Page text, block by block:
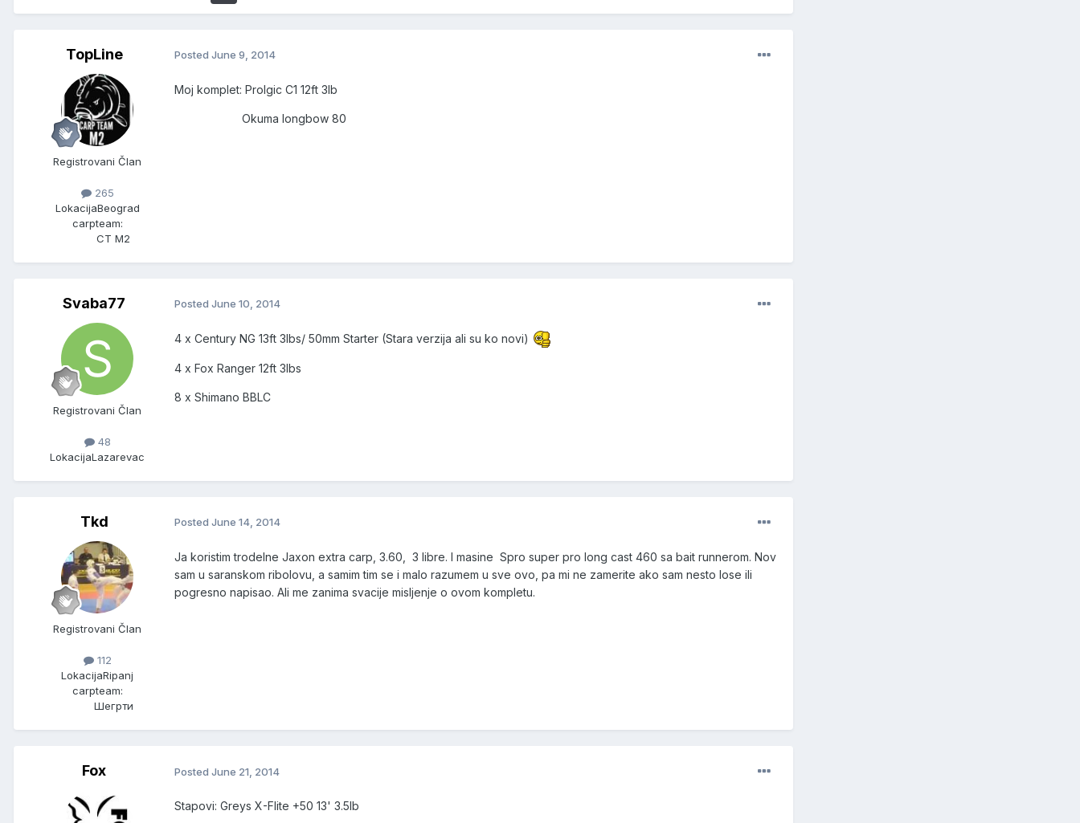
TopLine
Registrovani Član
265
LokacijaBeograd
carpteam:
CT M2
Posted June 9, 2014
Moj komplet: Prolgic C1 12ft 3lb
Okuma longbow 80
Svaba77
Registrovani Član
48
LokacijaLazarevac
Posted June 10, 2014
4 x Century NG 13ft 3lbs/ 50mm Starter (Stara verzija ali su ko novi)
4 x Fox Ranger 12ft 3lbs
8 x Shimano BBLC
Tkd
Registrovani Član
112
LokacijaRipanj
carpteam:
Шегрти
Posted June 14, 2014
Ja koristim trodelne Jaxon extra carp, 3.60, 3 libre. I masine Spro super pro long cast 460 sa bait runnerom. Nov
sam u saranskom ribolovu, a samim tim se i malo razumem u sve ovo, pa mi ne zamerite ako sam nesto lose ili
pogresno napisao. Ali me zanima svacije misljenje o ovom kompletu.
Fox Posted June 21, 2014
Stapovi: Greys X-Flite +50 13' 3.5lb